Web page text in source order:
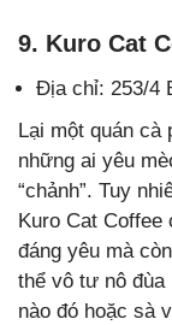
9. Kuro Cat
Địa chỉ: 253/4
Lại một quán
những ai yêu
“chảnh”. Tuy
Kuro Cat
đáng yêu mà
thể vô tư nô đùa
nào đó hoặc sà